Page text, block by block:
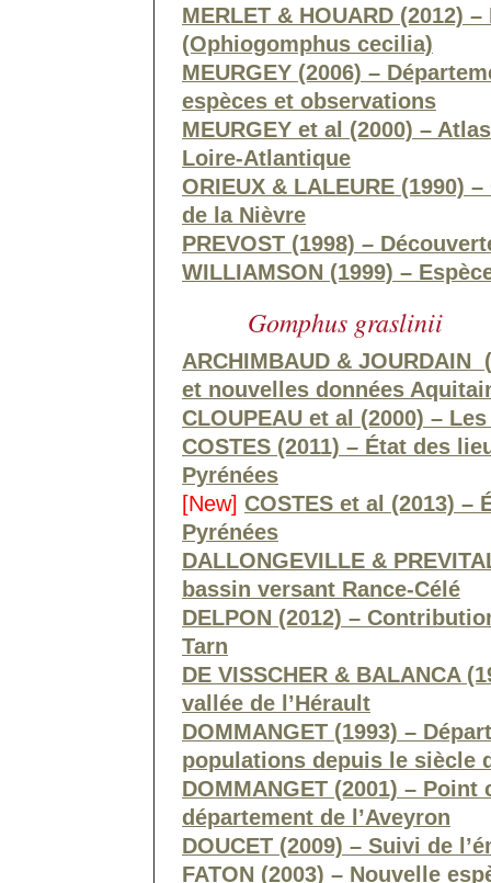
MERLET & HOUARD (2012)
(Ophiogomphus cecilia)
MEURGEY (2006) –
espèces et observations
MEURGEY et al (2000) –
Loire-Atlantique
ORIEUX & LALEURE (1990)
de la Nièvre
PREVOST (1998) –
WILLIAMSON (1999) –
Gomphus graslinii
ARCHIMBAUD &
et nouvelles données
CLOUPEAU et al (2000) –
COSTES (2011) – État des
Pyrénées
[New] COSTES et al (2013)
Pyrénées
DALLONGEVILLE &
bassin versant Rance-Célé
DELPON (2012) –
Tarn
DE VISSCHER & BALANCA
vallée de l’Hérault
DOMMANGET (1993) –
populations depuis le siècle
DOMMANGET (2001) –
département de l’Aveyron
DOUCET (2009) – Suivi de
FATON (2003) – Nouvelle